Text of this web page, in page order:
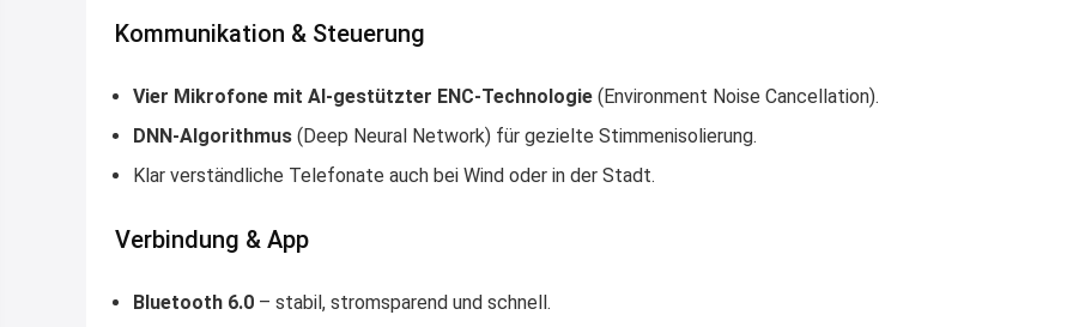
Kommunikation & Steuerung
Vier Mikrofone mit AI-gestützter ENC-Technologie (Environment Noise Cancellation).
DNN-Algorithmus (Deep Neural Network) für gezielte Stimmenisolierung.
Klar verständliche Telefonate auch bei Wind oder in der Stadt.
Verbindung & App
Bluetooth 6.0 – stabil, stromsparend und schnell.